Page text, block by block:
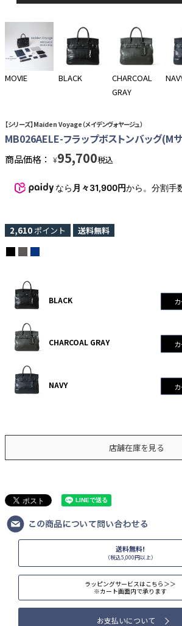
MOVIE BLACK
CHARCOAL
GRAY
【シリーズ】Maiden Voyage（メイデンヴォヤージュ）
MB026AELE-フラップボストンバッグ(M
商品価格： ¥95,700税込
なら 月々31,900円から。分割手
2,610 ポイント 送料無料
BLACK
CHARCOAL GRAY
NAVY
店舗在庫を見る
送料無料!
（税込5,000円以上）
ラッピングサービスはこちら＞＞
※カート画面内で承ります
お支払いについて